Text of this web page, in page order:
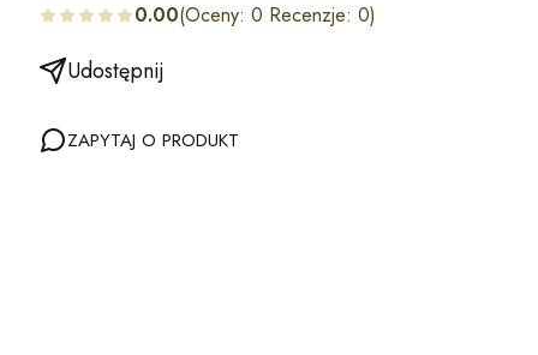
0.00(Oceny: 0 Recenzje: 0)
Udostępnij
ZAPYTAJ O PRODUKT